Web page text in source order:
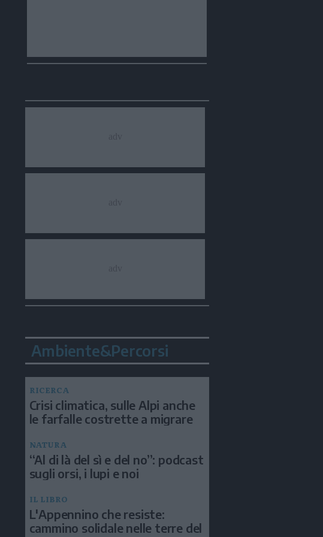
Ambiente&Percorsi
RICERCA
Crisi climatica, sulle Alpi anche
le farfalle costrette a migrare
NATURA
“Al di là del sì e del no”: podcast
sugli orsi, i lupi e noi
IL LIBRO
L'Appennino che resiste:
cammino solidale nelle terre del